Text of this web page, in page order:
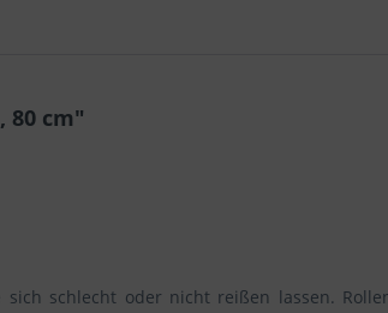
80 cm"
schlecht oder nicht reißen lassen.